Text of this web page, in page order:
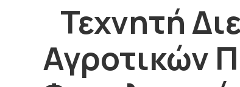
Τεχνητή
Αγροτικών